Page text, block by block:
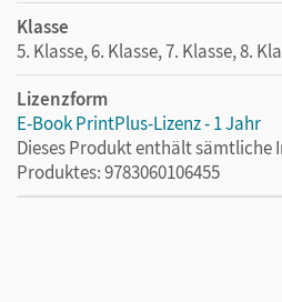
Klasse
5. Klasse, 6. Klasse, 7. Klasse, 8.
Lizenzform
E-Book PrintPlus-Lizenz - 1 Jahr
Dieses Produkt enthält sämtliche
Produktes: 9783060106455